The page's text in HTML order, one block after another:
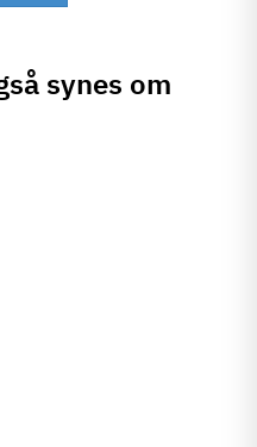
synes om